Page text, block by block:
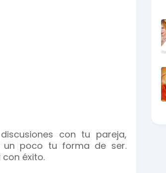
con tu pareja,
poco tu forma de ser.
éxito.